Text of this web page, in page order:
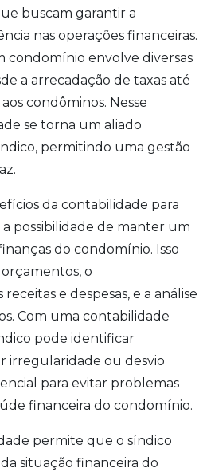
buscam garantir a
nas operações financeiras.
condomínio envolve diversas
a arrecadação de taxas até
condôminos. Nesse
se torna um aliado
permitindo uma gestão
da contabilidade para
a possibilidade de manter um
do condomínio. Isso
o
e despesas, e a análise
Com uma contabilidade
pode identificar
irregularidade ou desvio
para evitar problemas
financeira do condomínio.
permite que o síndico
situação financeira do